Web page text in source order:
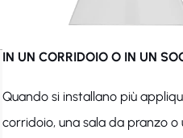
IN UN CORRIDOIO O IN UN
Quando si installano più
corridoio, una sala da pranzo